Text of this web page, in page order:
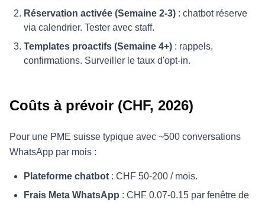
Réservation activée (Semaine 2-3) : chatbot réserve
via calendrier. Tester avec staff.
Templates proactifs (Semaine 4+) : rappels,
confirmations. Surveiller le taux d'opt-in.
Coûts à prévoir (CHF, 2026)
Pour une PME suisse typique avec ~500 conversations
WhatsApp par mois :
Plateforme chatbot : CHF 50-200 / mois.
Frais Meta WhatsApp : CHF 0.07-0.15 par fenêtre de